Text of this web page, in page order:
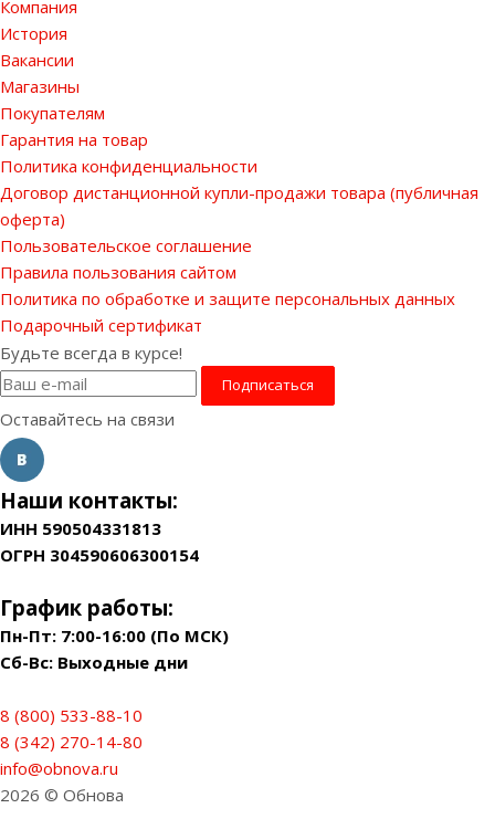
Компания
История
Вакансии
Магазины
Покупателям
Гарантия на товар
Политика конфиденциальности
Договор дистанционной купли-продажи товара (публичная
оферта)
Пользовательское соглашение
Правила пользования сайтом
Политика по обработке и защите персональных данных
Подарочный сертификат
Будьте всегда в курсе!
Оставайтесь на связи
Наши контакты:
ИНН 590504331813
ОГРН 304590606300154
График работы:
Пн-Пт: 7:00-16:00 (По МСК)
Сб-Вс: Выходные дни
8 (800) 533-88-10
8 (342) 270-14-80
info@obnova.ru
2026 © Обнова